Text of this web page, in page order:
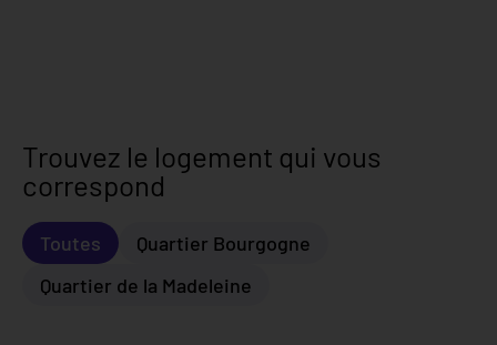
Trouvez le logement qui vous
correspond
Toutes
Quartier Bourgogne
Quartier de la Madeleine